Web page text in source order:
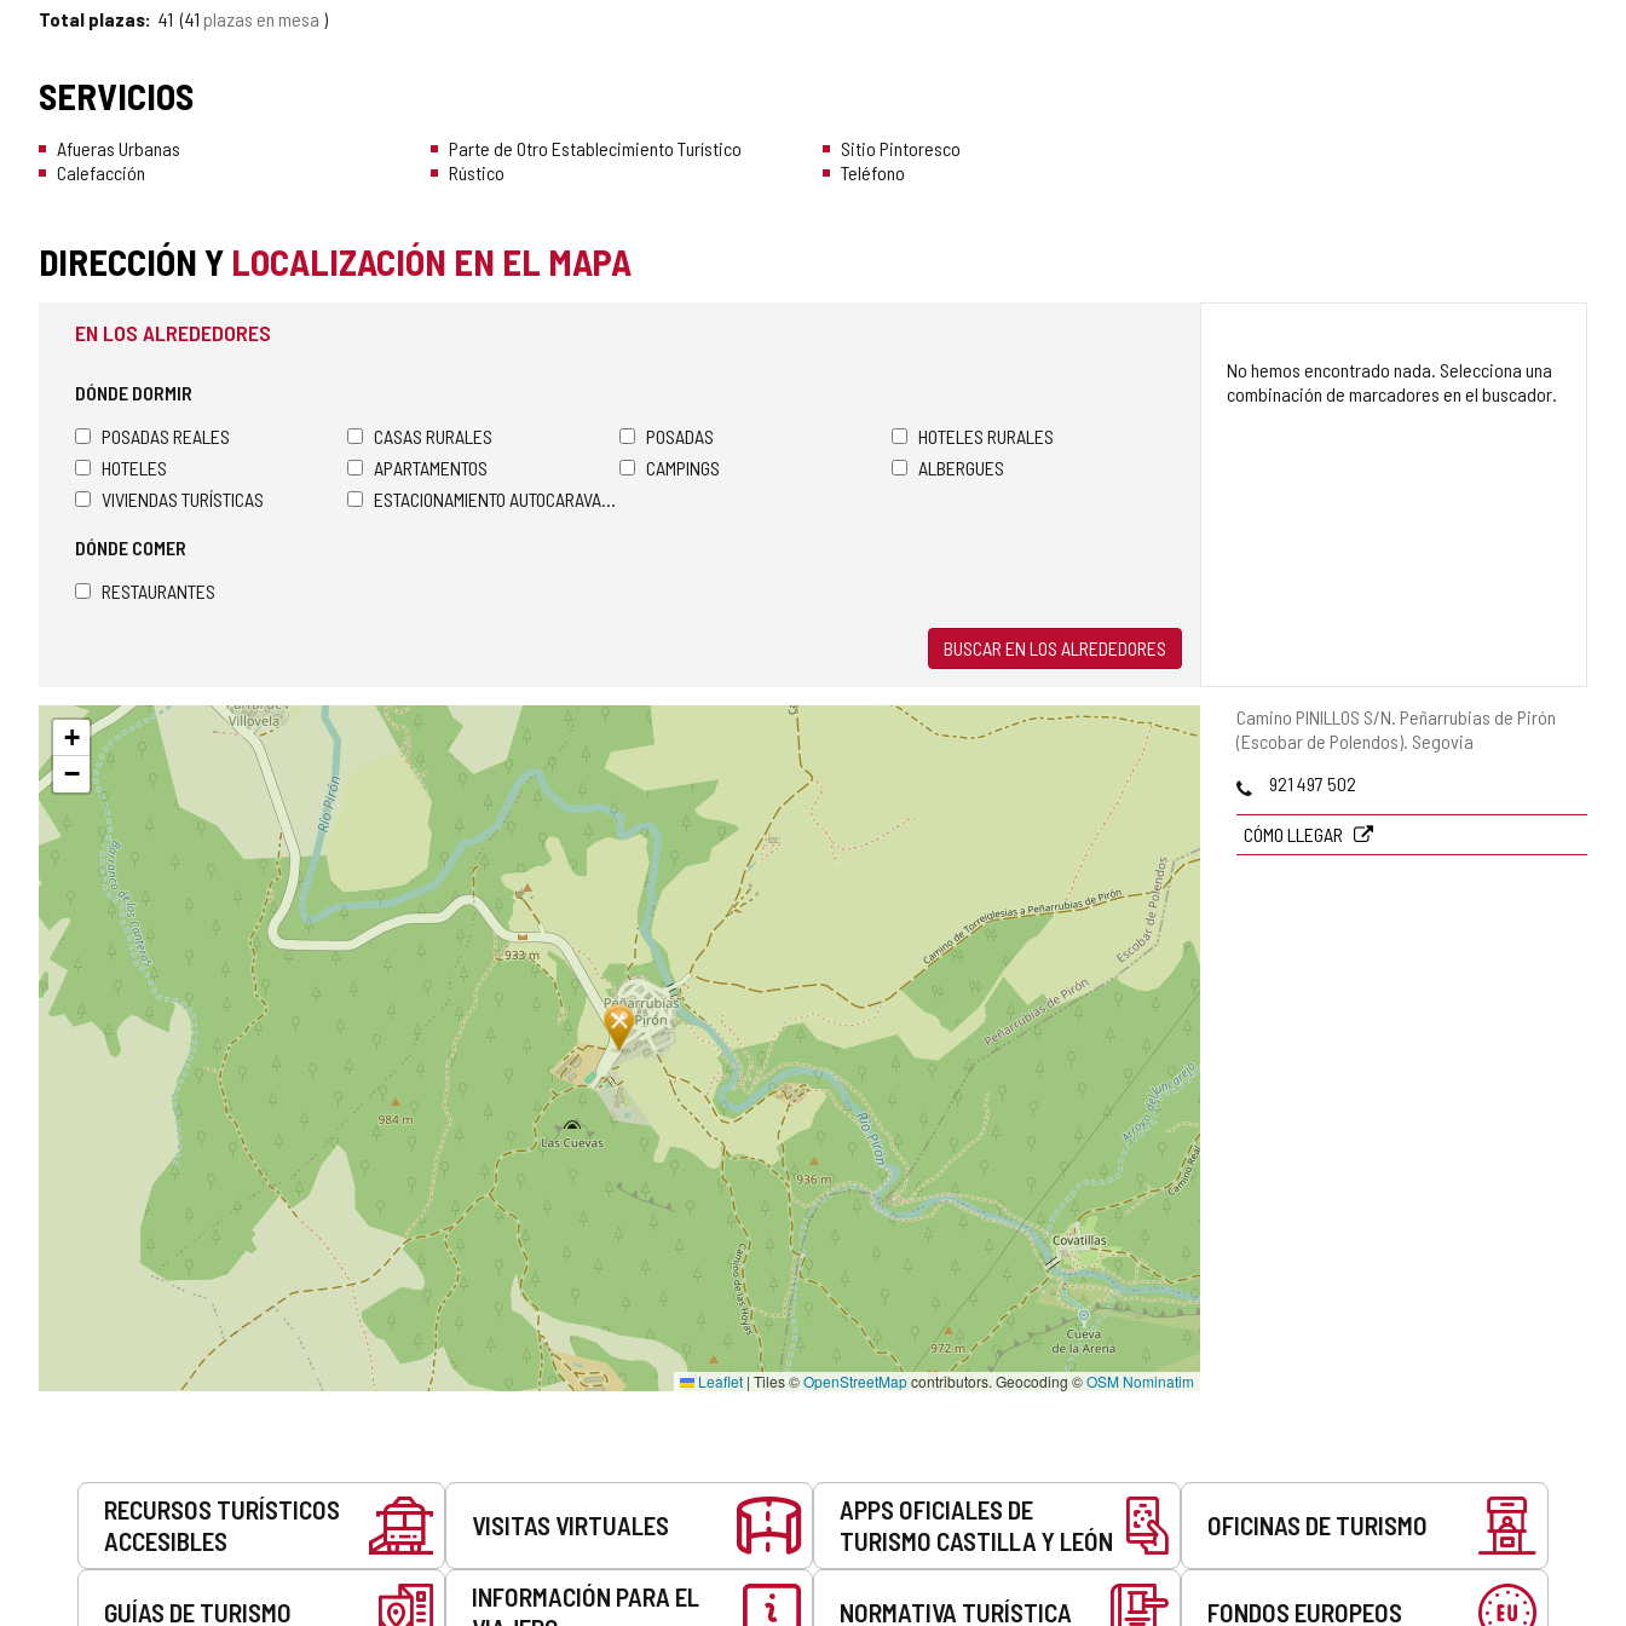
Total plazas 41 41 plazas en mesa
SERVICIOS
Afueras Urbanas
Calefacción
Parte de Otro Establecimiento Turístico
Rústico
Sitio Pintoresco
Teléfono
DIRECCIÓN Y LOCALIZACIÓN EN EL MAPA
Dirección
postal
Camino PINILLOS S/N. Peñarrubias de Pirón
(Escobar de Polendos). Segovia
Teléfonos
921 497 502
CÓMO LLEGAR
EN LOS ALREDEDORES
DÓNDE DORMIR
POSADAS REALES
CASAS RURALES POSADAS
HOTELES RURALES
HOTELES
APARTAMENTOS CAMPINGS
ALBERGUES
VIVIENDAS TURÍSTICAS
ESTACIONAMIENTO AUTOCARAVANAS
DÓNDE COMER
RESTAURANTES
BUSCAR EN LOS ALREDEDORES
No hemos encontrado nada. Selecciona una
combinación de marcadores en el buscador.
Saltar
mapa
+
−
Leaflet | Tiles ©OpenStreetMapcontributors. Geocoding ©OSM Nominatim
Servicios
RECURSOS TURÍSTICOS
ACCESIBLES
VISITAS VIRTUALES
APPS OFICIALES DE
TURISMO CASTILLA Y LEÓN
OFICINAS DE TURISMO
GUÍAS DE TURISMO
INFORMACIÓN PARA EL
NORMATIVA TURÍSTICA FONDOS EUROPEOS